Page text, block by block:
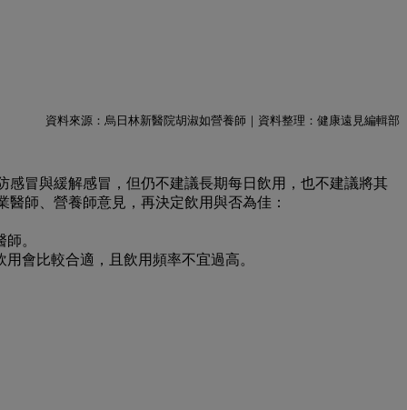
資料來源：烏日林新醫院胡淑如營養師｜資料整理：健康遠見編輯部
感冒與緩解感冒，但仍不建議長期每日飲用，也不建議將其
師、營養師意見，再決定飲用與否為佳：
。
會比較合適，且飲用頻率不宜過高。